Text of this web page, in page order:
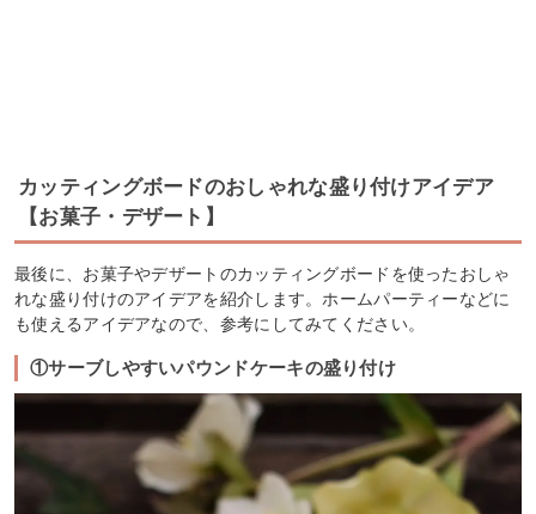
カッティングボードのおしゃれな盛り付けアイデア
【お菓子・デザート】
最後に、お菓子やデザートのカッティングボードを使ったおしゃ
れな盛り付けのアイデアを紹介します。ホームパーティーなどに
も使えるアイデアなので、参考にしてみてください。
①サーブしやすいパウンドケーキの盛り付け